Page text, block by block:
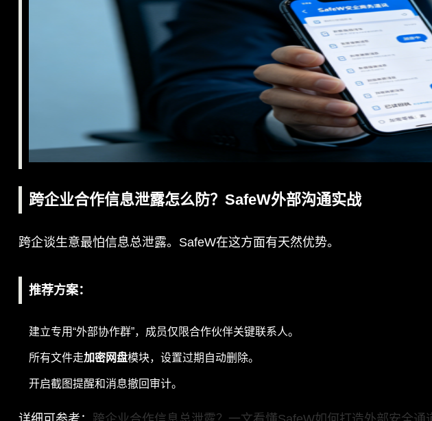
跨企业合作信息泄露怎么防？SafeW外部沟通实战
跨企谈生意最怕信息总泄露。SafeW在这方面有天然优势。
推荐方案：
建立专用“外部协作群”，成员仅限合作伙伴关键联系人。
所有文件走加密网盘模块，设置过期自动删除。
开启截图提醒和消息撤回审计。